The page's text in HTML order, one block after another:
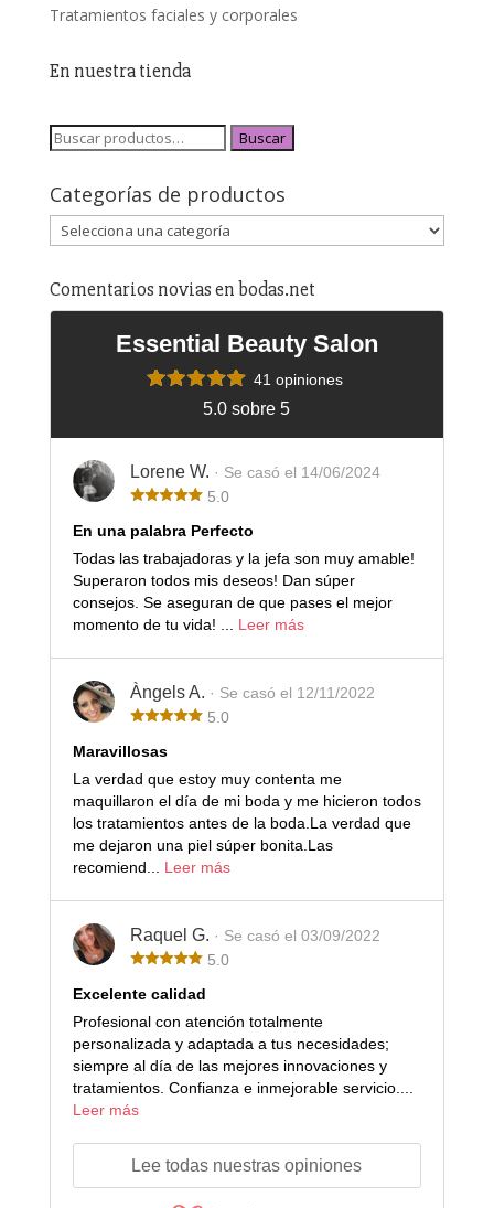
Tratamientos faciales y corporales
En nuestra tienda
Buscar
Categorías de productos
Comentarios novias en bodas.net
Essential Beauty Salon
41 opiniones
5.0 sobre 5
Lorene W. · Se casó el 14/06/2024
5.0
En una palabra Perfecto
Todas las trabajadoras y la jefa son muy amable!
Superaron todos mis deseos! Dan súper
consejos. Se aseguran de que pases el mejor
momento de tu vida! ... Leer más
Àngels A. · Se casó el 12/11/2022
5.0
Maravillosas
La verdad que estoy muy contenta me
maquillaron el día de mi boda y me hicieron todos
los tratamientos antes de la boda.La verdad que
me dejaron una piel súper bonita.Las
recomiend... Leer más
Raquel G. · Se casó el 03/09/2022
5.0
Excelente calidad
Profesional con atención totalmente
personalizada y adaptada a tus necesidades;
siempre al día de las mejores innovaciones y
tratamientos. Confianza e inmejorable servicio....
Leer más
Lee todas nuestras opiniones